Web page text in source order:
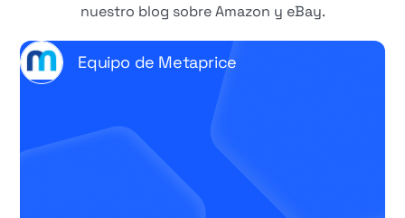
nuestro blog sobre Amazon y eBay.
Equipo de Metaprice